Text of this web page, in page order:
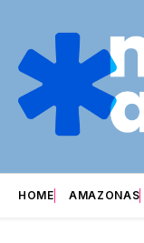
HOME AMAZONAS